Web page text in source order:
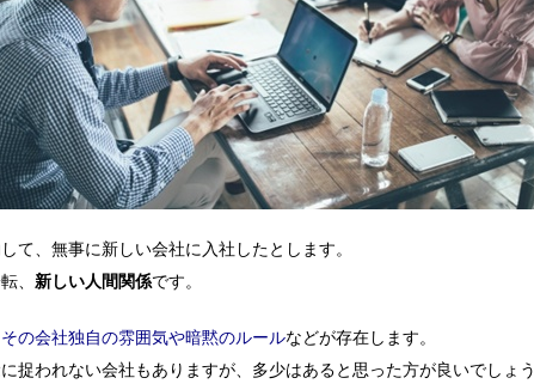
て、無事に新しい会社に入社したとします。
、 新しい人間関係です。
その会社独自の雰囲気や暗黙のルールなどが存在します。
捉われない会社もありますが、多少はあると思った方が良いでしょう